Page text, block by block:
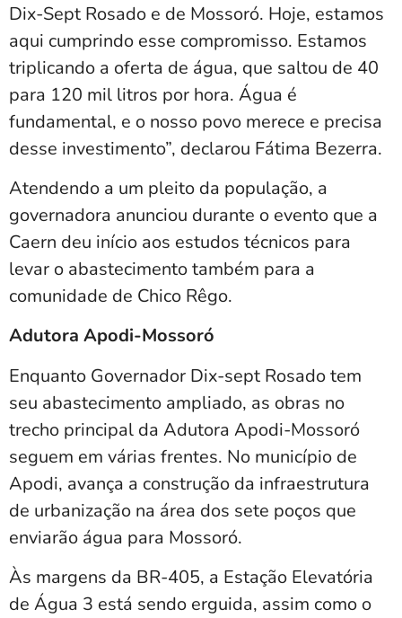
Dix-Sept Rosado e de Mossoró. Hoje, estamos
aqui cumprindo esse compromisso. Estamos
triplicando a oferta de água, que saltou de 40
para 120 mil litros por hora. Água é
fundamental, e o nosso povo merece e precisa
desse investimento”, declarou Fátima Bezerra.
Atendendo a um pleito da população, a
governadora anunciou durante o evento que a
Caern deu início aos estudos técnicos para
levar o abastecimento também para a
comunidade de Chico Rêgo.
Adutora Apodi-Mossoró
Enquanto Governador Dix-sept Rosado tem
seu abastecimento ampliado, as obras no
trecho principal da Adutora Apodi-Mossoró
seguem em várias frentes. No município de
Apodi, avança a construção da infraestrutura
de urbanização na área dos sete poços que
enviarão água para Mossoró.
Às margens da BR-405, a Estação Elevatória
de Água 3 está sendo erguida, assim como o